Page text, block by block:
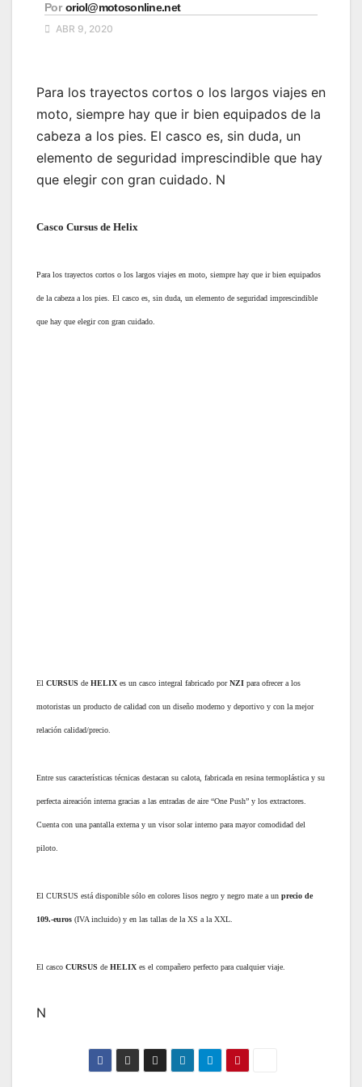
Por oriol@motosonline.net
ABR 9, 2020
Para los trayectos cortos o los largos viajes en
moto, siempre hay que ir bien equipados de la
cabeza a los pies. El casco es, sin duda, un
elemento de seguridad imprescindible que hay
que elegir con gran cuidado. N
Casco Cursus de Helix
Para los trayectos cortos o los largos viajes en moto, siempre hay que ir bien equipados
de la cabeza a los pies. El casco es, sin duda, un elemento de seguridad imprescindible
que hay que elegir con gran cuidado.
El CURSUS de HELIX es un casco integral fabricado porNZI para ofrecer a los
motoristas un producto de calidad con un diseño moderno y deportivo y con la mejor
relación calidad/precio.
Entre sus características técnicas destacan su calota, fabricada en resina termoplástica y su
perfecta aireación interna gracias a las entradas de aire “One Push” y los extractores.
Cuenta con una pantalla externa y un visor solar interno para mayor comodidad del
piloto.
El CURSUS está disponible sólo en colores lisos negro y negro mate a un precio de
109.-euros (IVA incluido) y en las tallas de la XS a la XXL.
El casco CURSUS de HELIX es el compañero perfecto para cualquier viaje.
N